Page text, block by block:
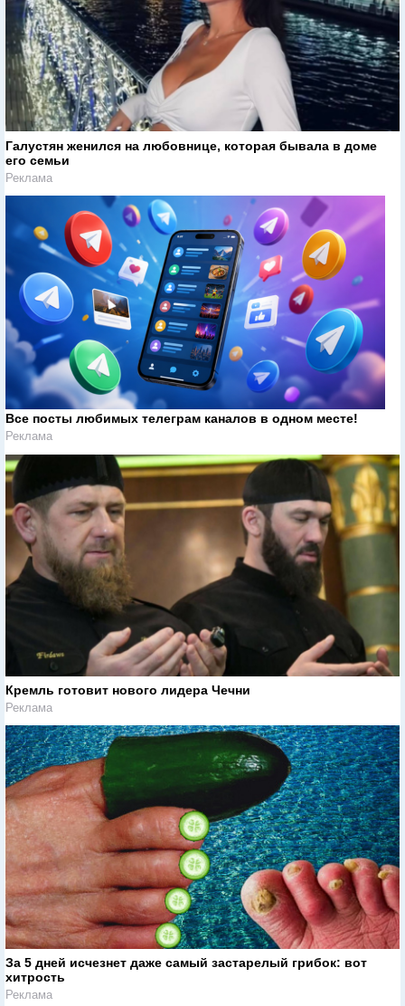
Галустян женился на любовнице, которая бывала в доме
его семьи
Реклама
Все посты любимых телеграм каналов в одном месте!
Реклама
Кремль готовит нового лидера Чечни
Реклама
За 5 дней исчезнет даже самый застарелый грибок: вот
хитрость
Реклама